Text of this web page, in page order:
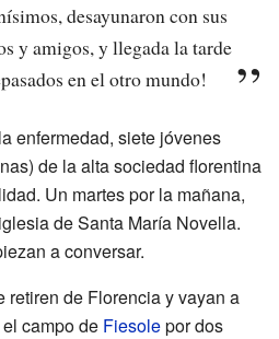
desayunaron con sus
y amigos, y llegada la tarde
en el otro mundo!
enfermedad, siete jóvenes
de la alta sociedad florentina
Un martes por la mañana,
de Santa María Novella.
a conversar.
retiren de Florencia y vayan a
campo de Fiesolepor dos